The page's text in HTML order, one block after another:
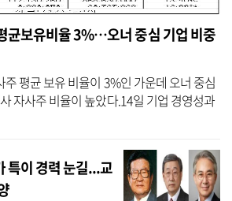
균보유비율 3%…오너 중심 기업 비중
평균 보유 비율이 3%인 가운데 오너 중심
자사주 비율이 높았다.14일 기업 경영성과
표 박주근)가 국내 500대 기업 중 반기보고
특이 경력 눈길...교